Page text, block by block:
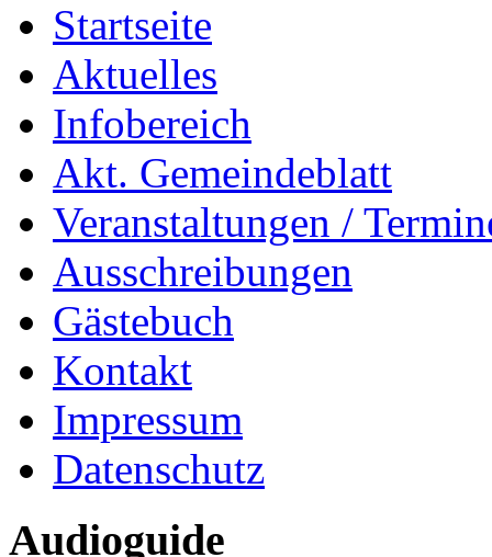
Startseite
Aktuelles
Infobereich
Akt. Gemeindeblatt
Veranstaltungen /
Ausschreibungen
Gästebuch
Kontakt
Impressum
Datenschutz
Audioguide